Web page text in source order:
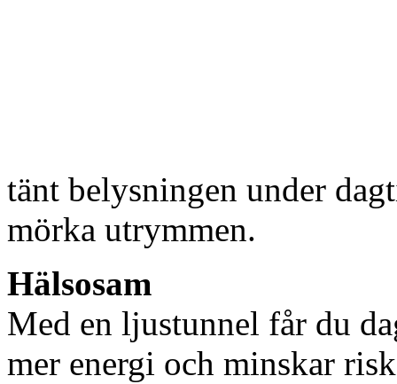
tänt belysningen under
mörka utrymmen.
Hälsosam
Med en ljustunnel får du
mer energi och minskar